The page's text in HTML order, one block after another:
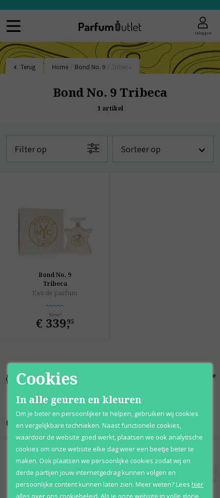
Inloggen
Terug Home Bond No. 9
Bond No. 9 Tribeca
1 artikel
Filter op Sorteer op
Bond No. 9
Tribeca
Eau de parfum
Vanaf
€ 339,
95
Kortingen
tot wel 70%
100% originele
Onze merken
Cookies
In alle geuren en kleuren
Om je beter en persoonlijker te helpen, gebruiken wij cookies
en vergelijkbare technieken. Naast functionele cookies,
waardoor de website goed werkt, plaatsen we ook analytische
cookies om onze website elke dag weer een beetje beter te
maken. Ook plaatsen we persoonlijke cookies zodat wij en
derde partijen jouw internetgedrag kunnen volgen en
persoonlijke content kunnen laten zien. Meer weten?Lees hier
alles over ons cookiebeleid. Als je onze website in volle glorie